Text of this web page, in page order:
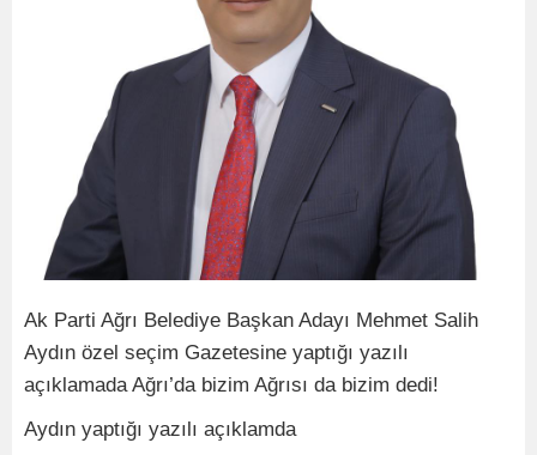
Ak Parti Ağrı Belediye Başkan Adayı Mehmet Salih
Aydın özel seçim Gazetesine yaptığı yazılı
açıklamada Ağrı’da bizim Ağrısı da bizim dedi!
Aydın yaptığı yazılı açıklamda